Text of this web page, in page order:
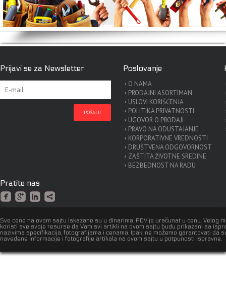
Prijavi se za Newsletter Poslovanje
O NAMA
PRODAJNI ASORTIMAN
USLOVI KORIŠĆENJA
POLITIKA PRIVATNOSTI
UGOVOR O PRODAJI
PRAVO NA ODUSTAJANJE
KORPORATIVNE VREDNOSTI
DRUŠTVENA ODGOVORNOST
ZAŠTITA ŽIVOTNE SREDINE
BEZBEDNOST NA RADU
Pratite nas
Sve cene na ovom sajtu iskazane su u dinarima. PDV je uračunat u cenu. Velog
koristi sve svoje resurse da Vam svi artikli na ovom sajtu budu prikazani sa
nazivima specifikacija, fotografijama i cenama. Ipak, ne možemo garantovati da
navedene informacije i fotografije artikala na ovom sajtu u potpunosti ispravne.